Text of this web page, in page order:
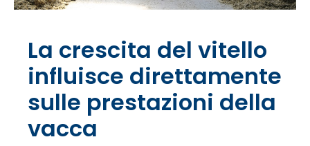
La crescita del vitello
influisce direttamente
sulle prestazioni della
vacca